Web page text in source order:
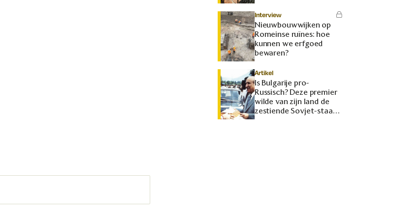
Interview
Nieuwbouwwijken op
Romeinse ruïnes: hoe
kunnen we erfgoed
bewaren?
Artikel
Is Bulgarije pro-
Russisch? Deze premier
wilde van zijn land de
zestiende Sovjet-staat
maken